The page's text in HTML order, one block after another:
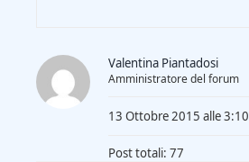
Valentina Piantadosi
Amministratore del forum
13 Ottobre 2015 alle 3:10
Post totali: 77